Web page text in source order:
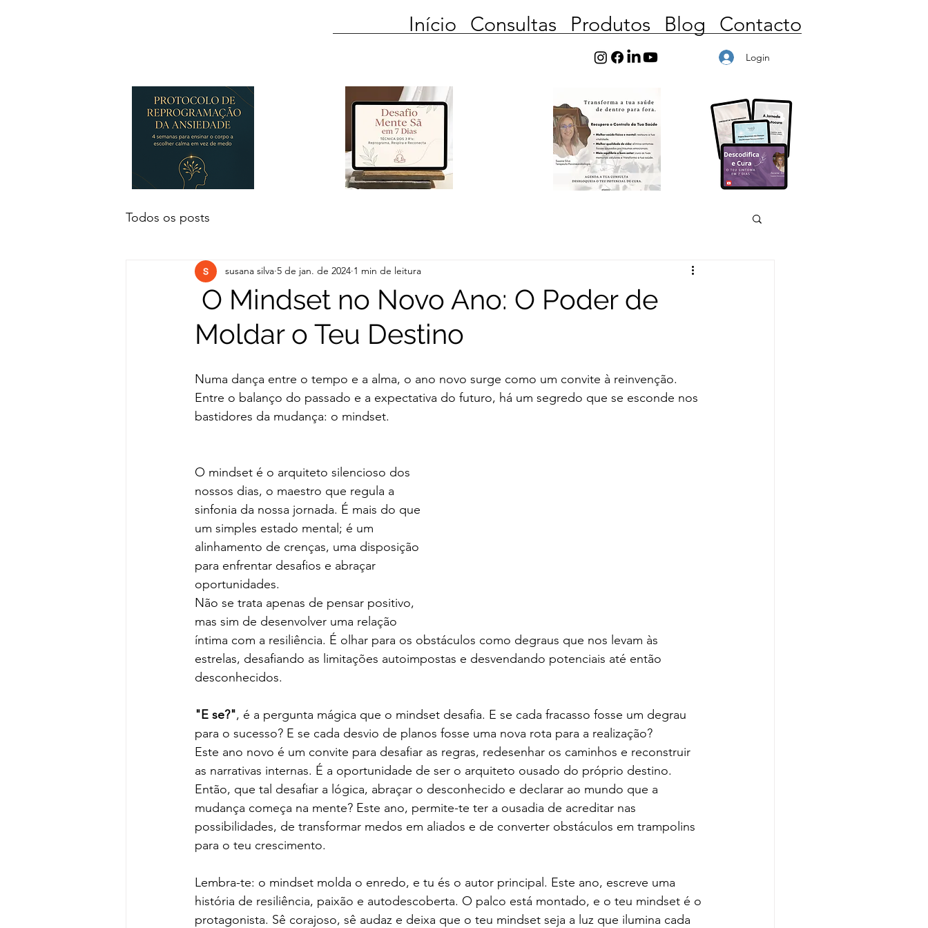
Início Consultas Produtos Blog Contacto
Login
Todos os posts
O Mindset no Novo Ano: O Poder de
Moldar o Teu Destino
susana silva 5 de jan. de 2024 1 min de leitura
Numa dança entre o tempo e a alma, o ano novo surge como um convite à reinvenção.
Entre o balanço do passado e a expectativa do futuro, há um segredo que se esconde nos
bastidores da mudança: o mindset.
O mindset é o arquiteto silencioso dos
nossos dias, o maestro que regula a
sinfonia da nossa jornada. É mais do que
um simples estado mental; é um
alinhamento de crenças, uma disposição
para enfrentar desafios e abraçar
oportunidades.
Não se trata apenas de pensar positivo,
mas sim de desenvolver uma relação
íntima com a resiliência. É olhar para os obstáculos como degraus que nos levam às
estrelas, desafiando as limitações autoimpostas e desvendando potenciais até então
desconhecidos.
"E se?", é a pergunta mágica que o mindset desafia. E se cada fracasso fosse um degrau
para o sucesso? E se cada desvio de planos fosse uma nova rota para a realização?
Este ano novo é um convite para desafiar as regras, redesenhar os caminhos e reconstruir
as narrativas internas. É a oportunidade de ser o arquiteto ousado do próprio destino.
Então, que tal desafiar a lógica, abraçar o desconhecido e declarar ao mundo que a
mudança começa na mente? Este ano, permite-te ter a ousadia de acreditar nas
possibilidades, de transformar medos em aliados e de converter obstáculos em trampolins
para o teu crescimento.
Lembra-te: o mindset molda o enredo, e tu és o autor principal. Este ano, escreve uma
história de resiliência, paixão e autodescoberta. O palco está montado, e o teu mindset é o
protagonista. Sê corajoso, sê audaz e deixa que o teu mindset seja a luz que ilumina cada